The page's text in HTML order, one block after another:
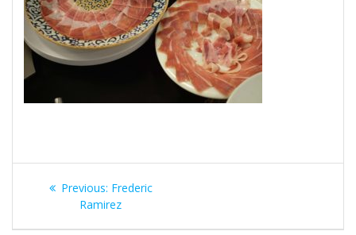
Navegación
Previous: Previous
post:
Frederic
Ramirez